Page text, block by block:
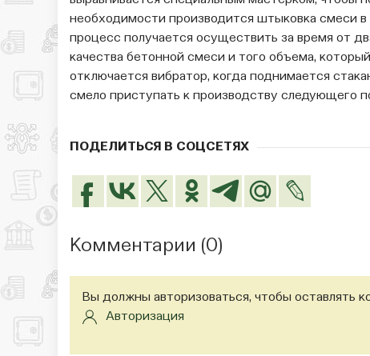
необходимости производится штыковка смеси в
процесс получается осуществить за время от
качества бетонной смеси и того объема,
отключается вибратор, когда поднимается
смело приступать к производству следующего
ПОДЕЛИТЬСЯ В СОЦСЕТЯХ
Комментарии (0)
Вы должны авторизоваться, чтобы оставлять
Авторизация